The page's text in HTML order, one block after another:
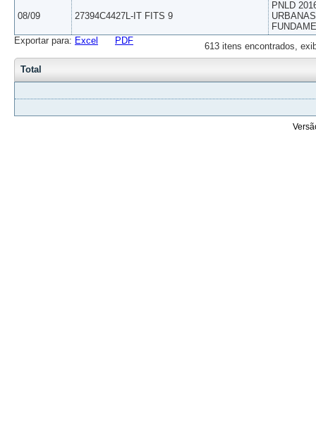
08/09 27394C4427L-IT FITS 9
PNLD
613 itens encontrados,
Exportar para: Excel PDF
Total